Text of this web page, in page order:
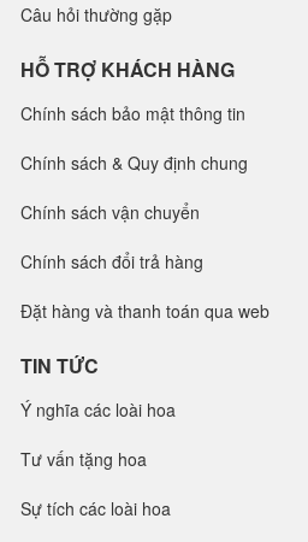
Câu hỏi thường gặp
HỖ TRỢ KHÁCH HÀNG
Chính sách bảo mật thông tin
Chính sách & Quy định chung
Chính sách vận chuyển
Chính sách đổi trả hàng
Đặt hàng và thanh toán qua web
TIN TỨC
Ý nghĩa các loài hoa
Tư vấn tặng hoa
Sự tích các loài hoa